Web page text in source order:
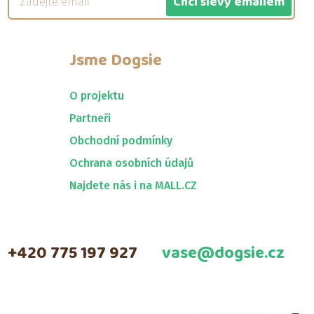
Jsme Dogsie
O projektu
Partneři
Obchodní podmínky
Ochrana osobních údajů
Najdete nás i na MALL.CZ
+420 775 197 927 vase@dogsie.cz